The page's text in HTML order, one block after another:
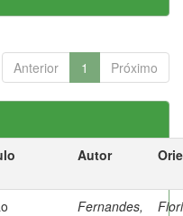
Anterior 1 Próximo
Autor
Fernandes,